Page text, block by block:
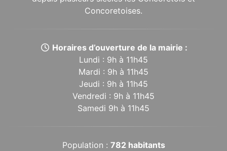
Concoretoises.
Horaires d’ouverture de la mairie :
Lundi : 9h à 11h45
Mardi : 9h à 11h45
Jeudi : 9h à 11h45
Vendredi : 9h à 11h45
Samedi 9h à 11h45
Population : 782 habitants